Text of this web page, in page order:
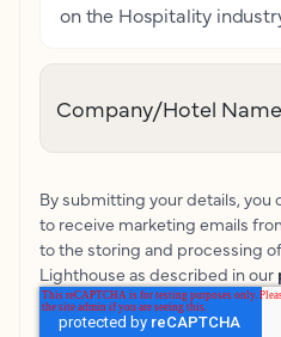
on the Hospitality
Company/Hotel Name
By submitting your details, you
to receive marketing emails
to the storing and processing
Lighthouse as described in our